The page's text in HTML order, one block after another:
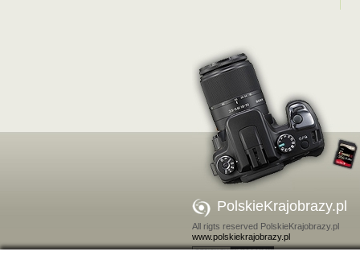
PolskieKrajobrazy.pl
All rigts reserved PolskieKrajobrazy.pl
www.polskiekrajobrazy.pl